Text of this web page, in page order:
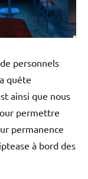
personnels
quête
ainsi que nous
permettre
permanence
à bord des